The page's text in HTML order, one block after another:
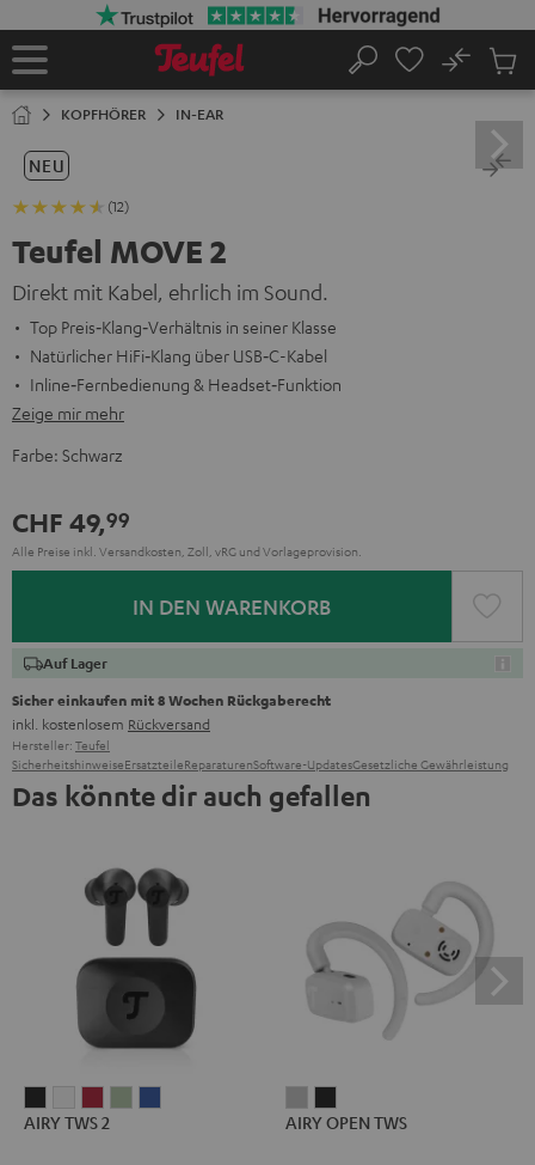
Startseite
Suche
No
KOPFHÖRER IN-EAR
NEU
(12)
Teufel MOVE 2
Direkt mit Kabel, ehrlich im Sound.
Top Preis‑Klang‑Verhältnis in seiner Klasse
Natürlicher HiFi‑Klang über USB‑C-Kabel
Inline‑Fernbedienung & Headset‑Funktion
Zeige mir mehr
Farbe: Schwarz
CHF 49,99
Alle Preise inkl. Versandkosten, Zoll, vRG und Vorlageprovision.
IN DEN WARENKORB
Auf Lager
Sicher einkaufen mit 8 Wochen Rückgaberecht
inkl. kostenlosem Rückversand
Hersteller: Teufel
SicherheitshinweiseErsatzteileReparaturenSoftware-UpdatesGesetzliche Gewährleistung
Das könnte dir auch gefallen
TWSTWSTWS
AIRY TWS 2
OPENOPEN
AIRY OPEN TWS